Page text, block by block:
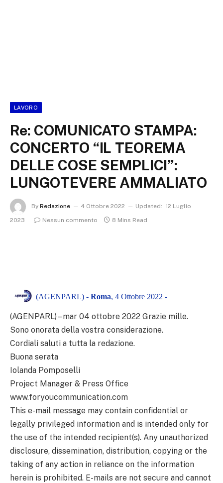
LAVORO
Re: COMUNICATO STAMPA:
CONCERTO “IL TEOREMA
DELLE COSE SEMPLICI”:
LUNGOTEVERE AMMALIATO
By Redazione 4 Ottobre 2022 Updated: 12 Luglio
2023
Nessun commento 8 Mins Read
(AGENPARL) - Roma, 4 Ottobre 2022 -
(AGENPARL) – mar 04 ottobre 2022 Grazie mille.
Sono onorata della vostra considerazione.
Cordiali saluti a tutta la redazione.
Buona serata
Iolanda Pomposelli
Project Manager & Press Office
www.foryoucommunication.com
This e-mail message may contain confidential or
legally privileged information and is intended only for
the use of the intended recipient(s). Any unauthorized
disclosure, dissemination, distribution, copying or the
taking of any action in reliance on the information
herein is prohibited. E-mails are not secure and cannot